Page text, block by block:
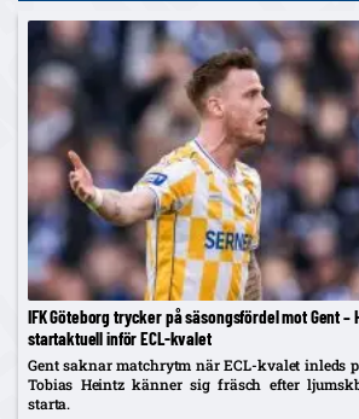
IFK Göteborg trycker på säsongsfördel mot Gent –
startaktuell inför ECL-kvalet
Gent saknar matchrytm när ECL-kvalet inleds
Tobias Heintz känner sig fräsch efter
starta.